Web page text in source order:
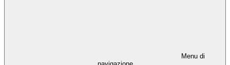
Menu di